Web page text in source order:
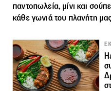
παντοπωλεία, μίνι και
κάθε γωνιά του πλανήτη